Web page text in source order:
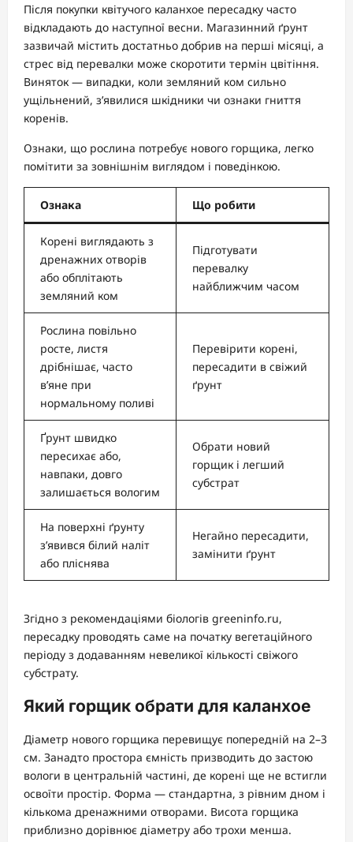
Після покупки квітучого каланхое пересадку часто
відкладають до наступної весни. Магазинний ґрунт
зазвичай містить достатньо добрив на перші місяці, а
стрес від перевалки може скоротити термін цвітіння.
Виняток — випадки, коли земляний ком сильно
ущільнений, з’явилися шкідники чи ознаки гниття
коренів.
Ознаки, що рослина потребує нового горщика, легко
помітити за зовнішнім виглядом і поведінкою.
Ознака Що робити
Корені виглядають з
дренажних отворів
або обплітають
земляний ком
Підготувати
перевалку
найближчим часом
Рослина повільно
росте, листя
дрібнішає, часто
в’яне при
нормальному поливі
Перевірити корені,
пересадити в свіжий
ґрунт
Ґрунт швидко
пересихає або,
навпаки, довго
залишається вологим
Обрати новий
горщик і легший
субстрат
На поверхні ґрунту
з’явився білий наліт
або пліснява
Негайно пересадити,
замінити ґрунт
Згідно з рекомендаціями біологів greeninfo.ru,
пересадку проводять саме на початку вегетаційного
періоду з додаванням невеликої кількості свіжого
субстрату.
Який горщик обрати для каланхое
Діаметр нового горщика перевищує попередній на 2–3
см. Занадто простора ємність призводить до застою
вологи в центральній частині, де корені ще не встигли
освоїти простір. Форма — стандартна, з рівним дном і
кількома дренажними отворами. Висота горщика
приблизно дорівнює діаметру або трохи менша.